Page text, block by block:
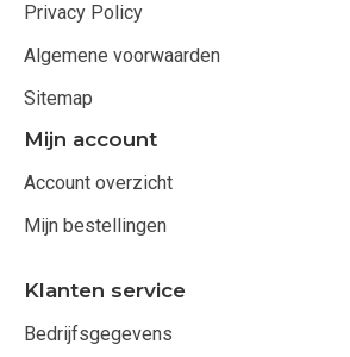
Privacy Policy
Algemene voorwaarden
Sitemap
Mijn account
Account overzicht
Mijn bestellingen
Klanten service
Bedrijfsgegevens